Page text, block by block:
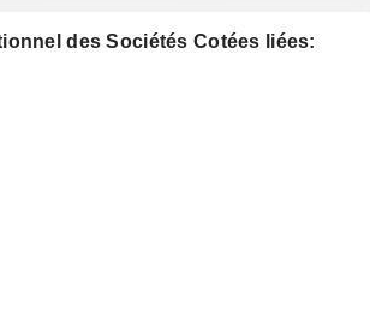
des Sociétés Cotées liées: